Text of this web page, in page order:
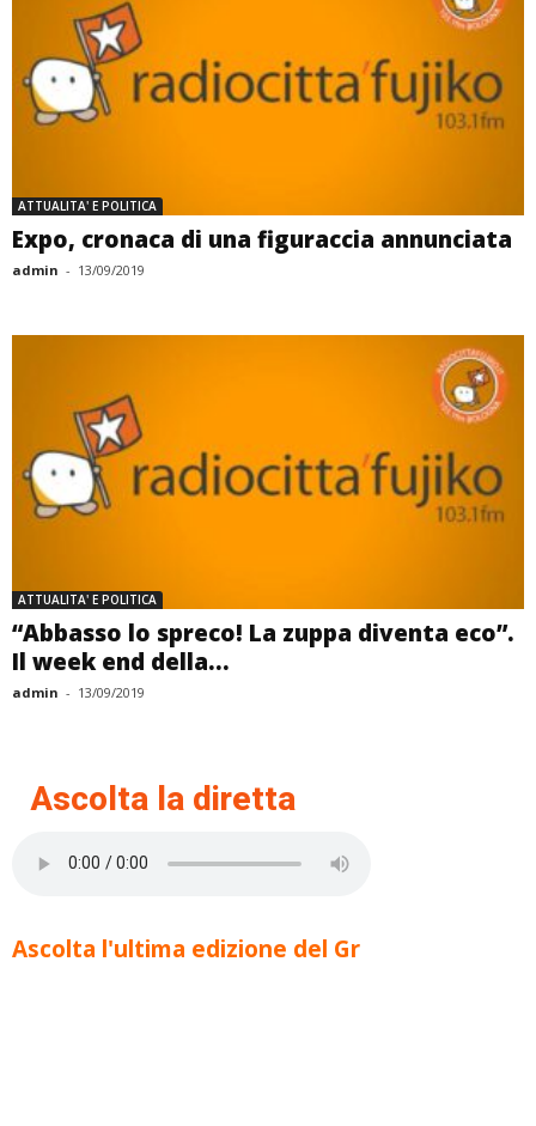
ATTUALITA' E POLITICA
Expo, cronaca di una figuraccia annunciata
admin - 13/09/2019
ATTUALITA' E POLITICA
“Abbasso lo spreco! La zuppa diventa eco”.
Il week end della...
admin - 13/09/2019
Ascolta la diretta
Ascolta l'ultima edizione del Gr